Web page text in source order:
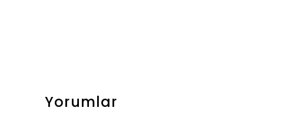
Yorumlar